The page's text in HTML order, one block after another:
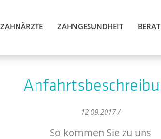
ZAHNÄRZTE ZAHNGESUNDHEIT
12.09.2017 /
So kommen Sie zu uns